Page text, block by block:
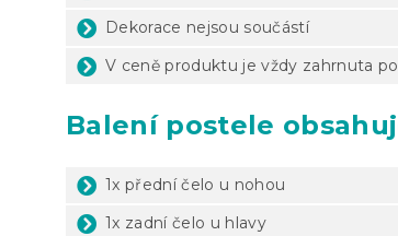
Dekorace nejsou součástí
V ceně produktu je vždy zahrnuta
Balení postele
1x přední čelo u nohou
1x zadní čelo u hlavy